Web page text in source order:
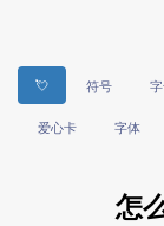
💘 符号
爱心卡 字体
怎